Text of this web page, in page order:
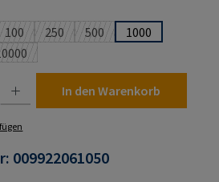
nicht verfügbar.)
ist zurzeit nicht verfügbar.)
100(Diese Option ist zurzeit nicht verfügbar.)
250(Diese Option ist zurzeit nicht
500(Diese Option ist zurzeit
1000
nicht verfügbar.)
ist zurzeit nicht verfügbar.)
(Diese Option ist zurzeit nicht verfügbar.)
In den Warenkorb
009922061050